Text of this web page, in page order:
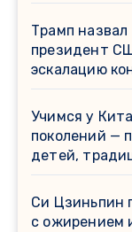
Трамп
президент
эскалацию
Учимся у
поколений —
детей,
Си Цзиньпин
с ожирением